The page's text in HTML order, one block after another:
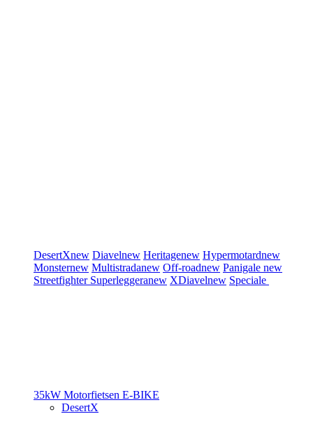
DesertXnew Diavelnew Heritagenew Hypermotardnew
Monsternew Multistradanew Off-roadnew Panigale new
Streetfighter Superleggeranew XDiavelnew Speciale
35kW Motorfietsen E-BIKE
DesertX